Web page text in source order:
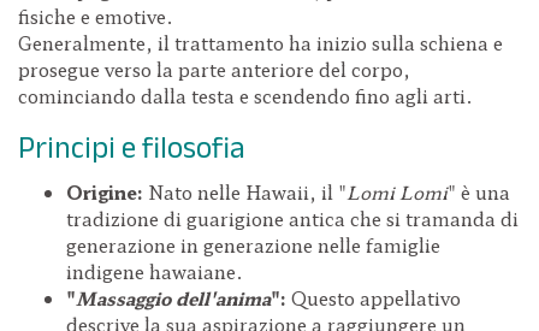
fisiche e emotive.
Generalmente, il trattamento ha inizio sulla schiena e
prosegue verso la parte anteriore del corpo,
cominciando dalla testa e scendendo fino agli arti.
Principi e filosofia
Origine: Nato nelle Hawaii, il "Lomi Lomi" è una
tradizione di guarigione antica che si tramanda di
generazione in generazione nelle famiglie
indigene hawaiane.
"Massaggio dell'anima": Questo appellativo
descrive la sua aspirazione a raggiungere un